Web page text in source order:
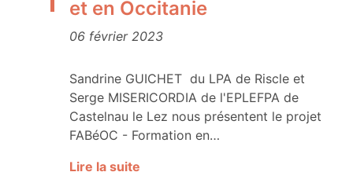
et en Occitanie
06 février 2023
Sandrine GUICHET du LPA de Riscle et
Serge MISERICORDIA de l'EPLEFPA de
Castelnau le Lez nous présentent le projet
FABéOC - Formation en…
Lire la suite